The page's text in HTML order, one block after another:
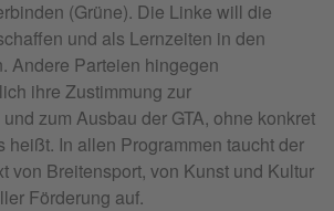
(Grüne). Die Linke will die
und als Lernzeiten in den
Andere Parteien hingegen
ihre Zustimmung zur
zum Ausbau der GTA, ohne konkret
heißt. In allen Programmen taucht der
von Breitensport, von Kunst und Kultur
Förderung auf.